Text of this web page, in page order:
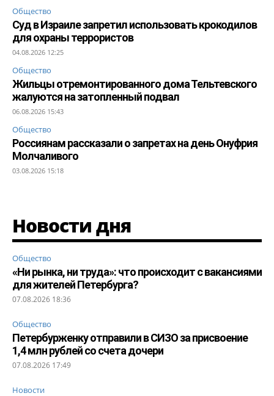
Общество
Суд в Израиле запретил использовать крокодилов
для охраны террористов
04.08.2026 12:25
Общество
Жильцы отремонтированного дома Тельтевского
жалуются на затопленный подвал
06.08.2026 15:43
Общество
Россиянам рассказали о запретах на день Онуфрия
Молчаливого
03.08.2026 15:18
Новости дня
Общество
«Ни рынка, ни труда»: что происходит с вакансиями
для жителей Петербурга?
07.08.2026 18:36
Общество
Петербурженку отправили в СИЗО за присвоение
1,4 млн рублей со счета дочери
07.08.2026 17:49
Новости